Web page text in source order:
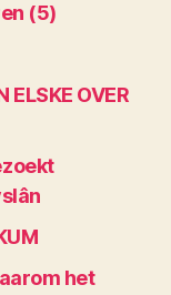
(5)
ELSKE OVER
het